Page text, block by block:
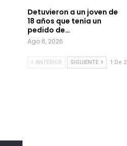
Detuvieron a un joven de
18 años que tenía un
pedido de…
Ago 6, 2026
ANTERIOR SIGUIENTE 1 De 2